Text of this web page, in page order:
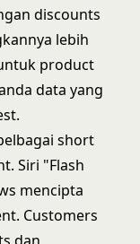
discounts
lebih
product
data yang
short
Siri "Flash
mencipta
Customers